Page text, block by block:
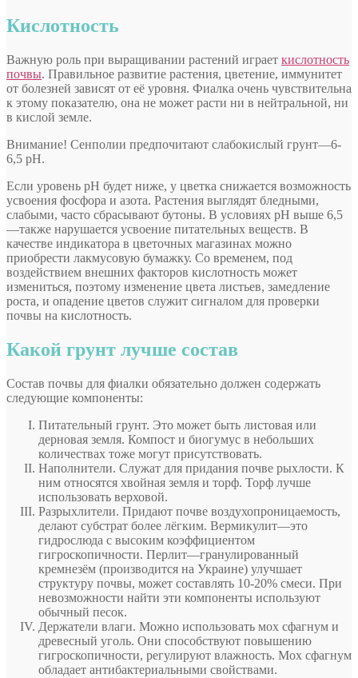
Кислотность
Важную роль при выращивании растений играет кислотность
почвы. Правильное развитие растения, цветение, иммунитет
от болезней зависят от её уровня. Фиалка очень чувствительна
к этому показателю, она не может расти ни в нейтральной, ни
в кислой земле.
Внимание! Сенполии предпочитают слабокислый грунт—6-
6,5 pH.
Если уровень pH будет ниже, у цветка снижается возможность
усвоения фосфора и азота. Растения выглядят бледными,
слабыми, часто сбрасывают бутоны. В условиях pH выше 6,5
—также нарушается усвоение питательных веществ. В
качестве индикатора в цветочных магазинах можно
приобрести лакмусовую бумажку. Со временем, под
воздействием внешних факторов кислотность может
измениться, поэтому изменение цвета листьев, замедление
роста, и опадение цветов служит сигналом для проверки
почвы на кислотность.
Какой грунт лучше состав
Состав почвы для фиалки обязательно должен содержать
следующие компоненты:
Питательный грунт. Это может быть листовая или
дерновая земля. Компост и биогумус в небольших
количествах тоже могут присутствовать.
Наполнители. Служат для придания почве рыхлости. К
ним относятся хвойная земля и торф. Торф лучше
использовать верховой.
Разрыхлители. Придают почве воздухопроницаемость,
делают субстрат более лёгким. Вермикулит—это
гидрослюда с высоким коэффициентом
гигроскопичности. Перлит—гранулированный
кремнезём (производится на Украине) улучшает
структуру почвы, может составлять 10-20% смеси. При
невозможности найти эти компоненты используют
обычный песок.
Держатели влаги. Можно использовать мох сфагнум и
древесный уголь. Они способствуют повышению
гигроскопичности, регулируют влажность. Мох сфагнум
обладает антибактериальными свойствами.